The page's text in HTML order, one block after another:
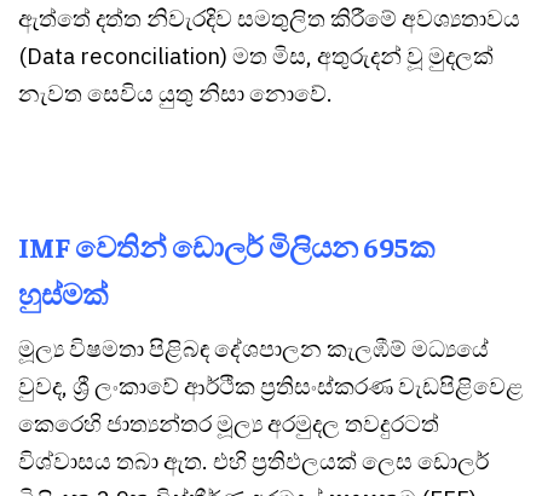
ඇත්තේ දත්ත නිවැරදිව සමතුලිත කිරීමේ අවශ්‍යතාවය
(Data reconciliation) මත මිස, අතුරුදන් වූ මුදලක්
නැවත සෙවිය යුතු නිසා නොවේ.
IMF වෙතින් ඩොලර් මිලියන 695ක
හුස්මක්
මූල්‍ය විෂමතා පිළිබඳ දේශපාලන කැලඹීම් මධ්‍යයේ
වුවද, ශ්‍රී ලංකාවේ ආර්ථික ප්‍රතිසංස්කරණ වැඩපිළිවෙළ
කෙරෙහි ජාත්‍යන්තර මූල්‍ය අරමුදල තවදුරටත්
විශ්වාසය තබා ඇත. එහි ප්‍රතිඵලයක් ලෙස ඩොලර්